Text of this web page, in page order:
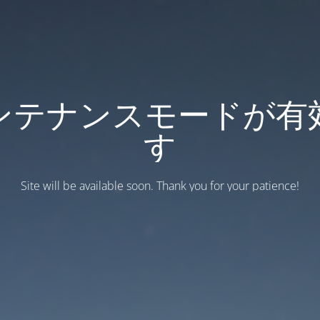
テナンスモードが有
す
Site will be available soon. Thank you for your patience!